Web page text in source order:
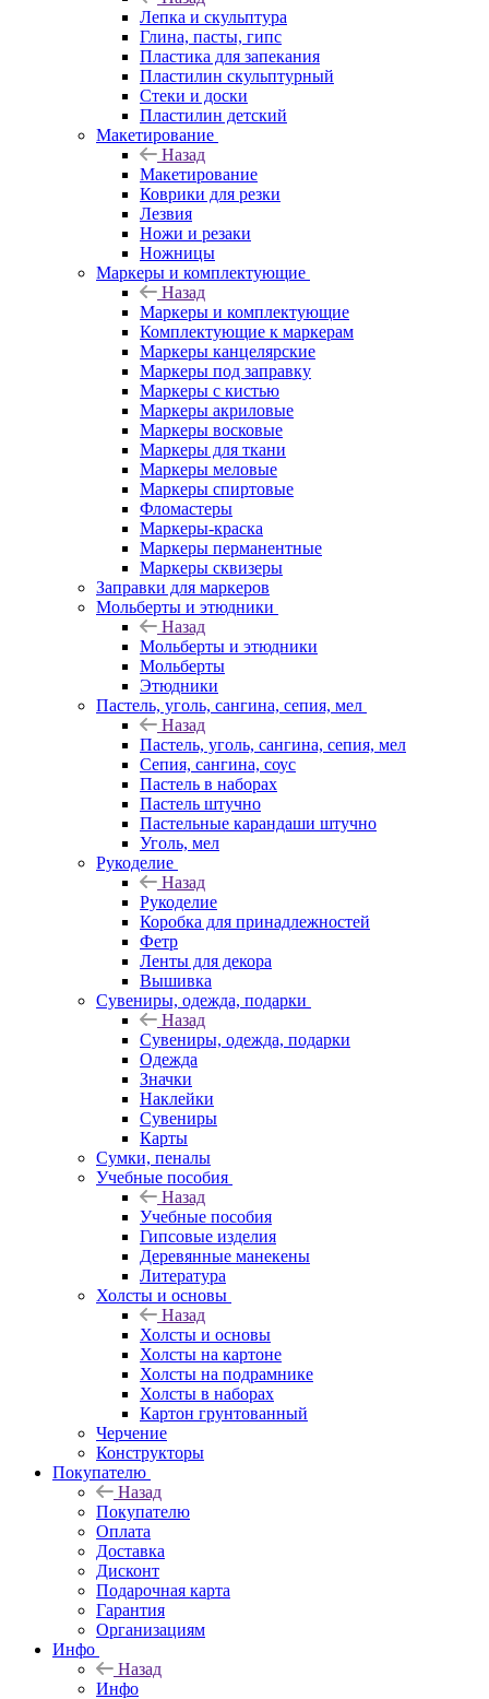
Лепка и скульптура
Глина, пасты, гипс
Пластика для запекания
Пластилин скульптурный
Стеки и доски
Пластилин детский
Макетирование
Назад
Макетирование
Коврики для резки
Лезвия
Ножи и резаки
Ножницы
Маркеры и комплектующие
Назад
Маркеры и комплектующие
Комплектующие к маркерам
Маркеры канцелярские
Маркеры под заправку
Маркеры с кистью
Маркеры акриловые
Маркеры восковые
Маркеры для ткани
Маркеры меловые
Маркеры спиртовые
Фломастеры
Маркеры-краска
Маркеры перманентные
Маркеры сквизеры
Заправки для маркеров
Мольберты и этюдники
Назад
Мольберты и этюдники
Мольберты
Этюдники
Пастель, уголь, сангина, сепия, мел
Назад
Пастель, уголь, сангина, сепия, мел
Сепия, сангина, соус
Пастель в наборах
Пастель штучно
Пастельные карандаши штучно
Уголь, мел
Рукоделие
Назад
Рукоделие
Коробка для принадлежностей
Фетр
Ленты для декора
Вышивка
Сувениры, одежда, подарки
Назад
Сувениры, одежда, подарки
Одежда
Значки
Наклейки
Сувениры
Карты
Сумки, пеналы
Учебные пособия
Назад
Учебные пособия
Гипсовые изделия
Деревянные манекены
Литература
Холсты и основы
Назад
Холсты и основы
Холсты на картоне
Холсты на подрамнике
Холсты в наборах
Картон грунтованный
Черчение
Конструкторы
Покупателю
Назад
Покупателю
Оплата
Доставка
Дисконт
Подарочная карта
Гарантия
Организациям
Инфо
Назад
Инфо